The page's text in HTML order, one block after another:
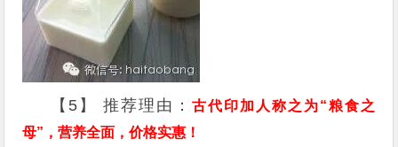
【5】 推荐理由：古代印加人称之为“粮食之
母”，营养全面，价格实惠！